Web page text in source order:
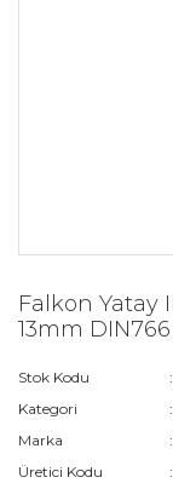
Falkon Yatay
13mm
Stok Kodu
Kategori
Marka
Üretici Kodu